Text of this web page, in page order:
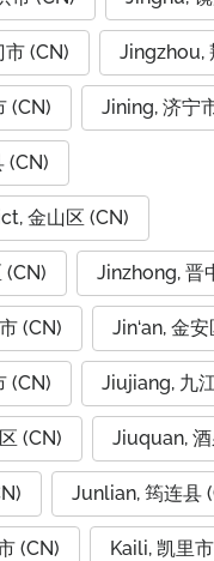
(CN) Jingzhou,
(CN) Jining, 济宁
(CN)
金山区 (CN)
(CN) Jinzhong, 晋
(CN) Jin‘an, 金
(CN) Jiujiang, 九
(CN) Jiuquan,
Junlian, 筠连县
(CN) Kaili, 凯里